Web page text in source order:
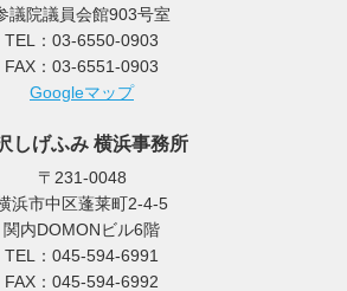
議院議員会館903号室
TEL：03-6550-0903
FAX：03-6551-0903
Googleマップ
しげふみ 横浜事務所
〒231-0048
浜市中区蓬莱町2-4-5
関内DOMONビル6階
TEL：045-594-6991
FAX：045-594-6992